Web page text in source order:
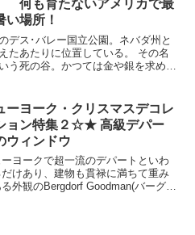
何も育たないアメリカで最
い場所！
デス･バレー国立公園。ネバダ州と
たあたりに位置している。 その名
う死の谷。かつては金や銀を求めて
ーヨーク・クリスマスデコレ
ョン特集２☆★ 高級デパー
ウィンドウ
ーヨークで超一流のデパートといわ
けあり、建物も貫禄に満ちて重み
外観のBergdorf Goodman(バーグド